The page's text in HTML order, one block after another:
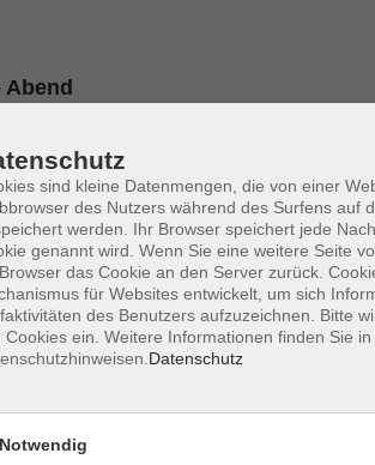
Abend
Barrierefreiheit
sind kleine Datenmengen, die von einer
des Nutzers während des Surfens auf
werden. Ihr Browser speichert jede
genannt wird. Wenn Sie eine weitere Seite
das Cookie an den Server zurück.
für Websites entwickelt, um sich
des Benutzers aufzuzeichnen. Bitte
Cookies ein. Weitere Informationen finden Sie
Datenschutz
Notwendig